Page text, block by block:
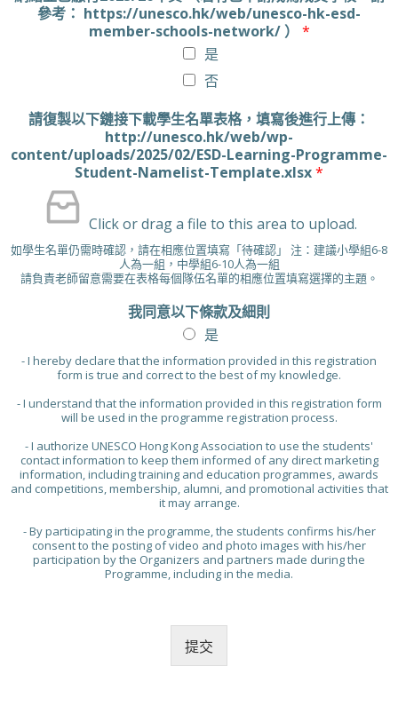
參考： https://unesco.hk/web/unesco-hk-esd-
member-schools-network/ ） *
是
否
請復製以下鏈接下載學生名單表格，填寫後進行上傳：
http://unesco.hk/web/wp-
content/uploads/2025/02/ESD-Learning-Programme-
Student-Namelist-Template.xlsx*
Click or drag a file to this area to upload.
如學生名單仍需時確認，請在相應位置填寫「待確認」 注：建議小學組6-8
人為一組，中學組6-10人為一組
請負責老師留意需要在表格每個隊伍名單的相應位置填寫選擇的主題。
我同意以下條款及細則
是
- I hereby declare that the information provided in this registration
form is true and correct to the best of my knowledge.
- I understand that the information provided in this registration form
will be used in the programme registration process.
- I authorize UNESCO Hong Kong Association to use the students'
contact information to keep them informed of any direct marketing
information, including training and education programmes, awards
and competitions, membership, alumni, and promotional activities that
it may arrange.
- By participating in the programme, the students confirms his/her
consent to the posting of video and photo images with his/her
participation by the Organizers and partners made during the
Programme, including in the media.
提交